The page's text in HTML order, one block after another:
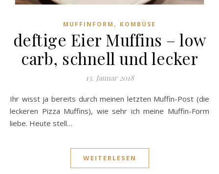
MUFFINFORM , KOMBÜSE
deftige Eier Muffins – low
carb, schnell und lecker
13. Januar 2018
Ihr wisst ja bereits durch meinen letzten Muffin-Post (die
leckeren Pizza Muffins), wie sehr ich meine Muffin-Form
liebe. Heute stell…
WEITERLESEN